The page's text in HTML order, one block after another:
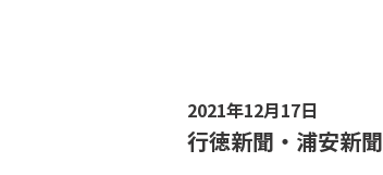
2021年12月17日
行徳新聞・浦安新聞